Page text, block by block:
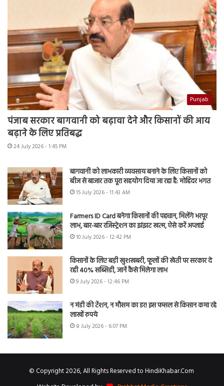
Punjab
पंजाब सरकार बागवानी को बढ़ावा देने और किसानों की आय
बढ़ाने के लिए प्रतिबद्ध
24 July 2026 - 1:45 PM
बागवानी को लाभकारी व्यवसाय बनाने के लिए किसानों को
बीज से बाजार तक पूरा सहयोग दिया जा रहा है: मोहिंदर भगत
15 July 2026 - 11:43 AM
Farmers ID Card बनेगा किसानों की पहचान, मिलेंगे भरपूर
लाभ, बार-बार रजिस्ट्रेशन का झंझट खत्म, ऐसे करें अप्लाई
10 July 2026 - 12:42 PM
किसानों के लिए बड़ी खुशखबरी, फूलों की खेती पर सरकार दे
रही 40% सब्सिडी, जानें कैसे मिलेगा लाभ
9 July 2026 - 12:46 PM
न मंडी की टेंशन, न मौसम का डर! इस फसल से किसान कमा रहे
लाखों रुपये
8 July 2026 - 6:07 PM
© Copyright 2026, All Rights Reserved to HindiKhabar.Com